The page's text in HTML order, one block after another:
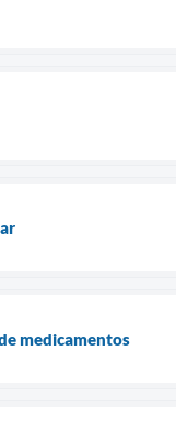
medicamentos